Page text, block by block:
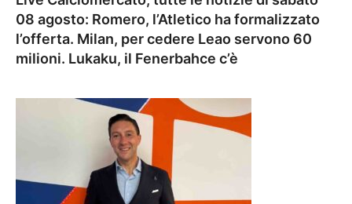
08 agosto: Romero, l’Atletico ha formalizzato
l’offerta. Milan, per cedere Leao servono 60
milioni. Lukaku, il Fenerbahce c’è